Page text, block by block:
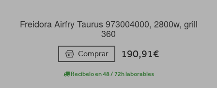
Freidora Airfry Taurus 973004000, 2800w, grill
360
Comprar 190,91€
Recíbelo en 48 / 72h laborables